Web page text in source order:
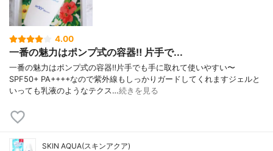
4.00
一番の魅力はポンプ式の容器‼️ 片手で...
一番の魅力はポンプ式の容器‼️片手でも手に取れて使いやすい〜
SPF50+ PA++++なので紫外線もしっかりガードしてくれますジェルと
いっても乳液のようなテクス…続きを見る
SKIN AQUA(スキンアクア)